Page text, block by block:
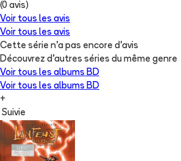
(0 avis)
Voir tous les avis
Voir tous les avis
Cette série n'a pas encore d'avis
Découvrez d'autres séries du même genre
Voir tous les albums BD
Voir tous les albums BD
+
Suivie